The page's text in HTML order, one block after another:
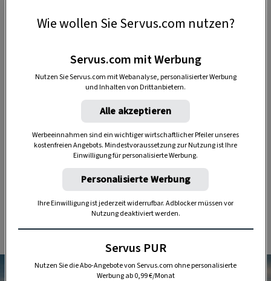
Heute lebt Hansi Hinterseer fast noch so wie
„damals“, als er seine Kindheit und Jugend in
auf derSeidlalmverbrachte. Er lebt
mit der Natur, den Tieren, geht mit offenen
Augen durchs Leben und macht sich auch seine
Gedanken, die er in der Doku „Der lange Weg
zum Gipfel“ so offen wie nie zuvor teilt.
Wie wollen Sie Servus.com nutzen?
Servus.com mit Werbung
Nutzen Sie Servus.com mit Webanalyse, personalisierter Werbung
und Inhalten von Drittanbietern.
Alle akzeptieren
Werbeeinnahmen sind ein wichtiger wirtschaftlicher Pfeiler unseres
kostenfreien Angebots. Mindestvoraussetzung zur Nutzung ist Ihre
Einwilligung für personalisierte Werbung.
Personalisierte Werbung
Ihre Einwilligung ist jederzeit widerrufbar. Adblocker müssen vor
Nutzung deaktiviert werden.
Servus PUR
Nutzen Sie die Abo-Angebote von Servus.com ohne personalisierte
Werbung ab 0,99 €/Monat